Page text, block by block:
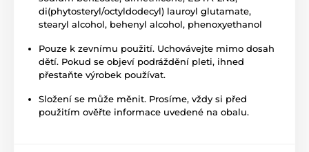
di(phytosteryl/octyldodecyl) lauroyl glutamate,
stearyl alcohol, behenyl alcohol, phenoxyethanol
Pouze k zevnímu použití. Uchovávejte mimo dosah
dětí. Pokud se objeví podráždění pleti, ihned
přestaňte výrobek používat.
Složení se může měnit. Prosíme, vždy si před
použitím ověřte informace uvedené na obalu.